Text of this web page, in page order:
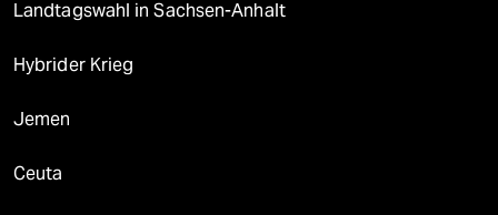
Landtagswahl in Sachsen-Anhalt
Hybrider Krieg
Jemen
Ceuta